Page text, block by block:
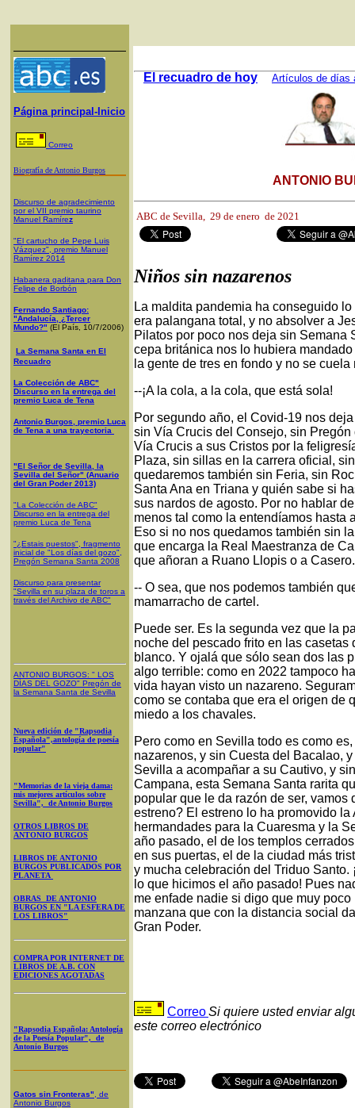
Página principal-Inicio
Correo
Biografía de Antonio Burgos
Discurso de agradecimiento
por el VII premio taurino
Manuel Ramírez
"El cartucho de Pepe Luis
Vázquez", premio Manuel
Ramírez 2014
Habanera gaditana para Don
Felipe de Borbón
Fernando Santiago:
"Andalucía, ¿Tercer
Mundo?" (El País, 10/7/2006)
La Semana Santa en El
Recuadro
La Colección de ABC"
Discurso en la entrega del
premio Luca de Tena
Antonio Burgos, premio Luca
de Tena a una trayectoria
"El Señor de Sevilla, la
Sevilla del Señor" (Anuario
del Gran Poder 2013)
"La Colección de ABC"
Discurso en la entrega del
premio Luca de Tena
"¿Estais puestos", fragmento
inicial de "Los días del gozo",
Pregón Semana Santa 2008
Discurso para presentar
"Sevilla en su plaza de toros a
través del Archivo de ABC"
ANTONIO BURGOS: " LOS
DÍAS DEL GOZO" Pregón de
la Semana Santa de Sevilla
Nueva edición de "Rapsodia
Española",antología de poesía
popular"
"Memorias de la vieja dama:
mis mejores artículos sobre
Sevilla", de Antonio Burgos
OTROS LIBROS DE
ANTONIO BURGOS
LIBROS DE ANTONIO
BURGOS PUBLICADOS POR
PLANETA
OBRAS DE ANTONIO
BURGOS EN "LA ESFERA DE
LOS LIBROS"
COMPRA POR INTERNET DE
LIBROS DE A.B. CON
EDICIONES AGOTADAS
"Rapsodia Española: Antología
de la Poesía Popular", de
Antonio Burgos
Gatos sin Fronteras" , de
Antonio Burgos
El recuadro de hoy Artículos de días
ANTONIO
ABC de Sevilla, 29 de enero de 2021
Niños sin nazarenos
La maldita pandemia ha conseguido
era palangana total, y no absolver a
Pilatos por poco nos deja sin Semana
cepa británica nos lo hubiera
la gente de tres en fondo y no se
--¡A la cola, a la cola, que está sola!
Por segundo año, el Covid-19 nos
sin Vía Crucis del Consejo, sin
Vía Crucis a sus Cristos por la
Plaza, sin sillas en la carrera oficial,
quedaremos también sin Feria, sin
Santa Ana en Triana y quién sabe si
sus nardos de agosto. Por no hablar
menos tal como la entendíamos hasta
Eso si no nos quedamos también sin
que encarga la Real Maestranza de
que añoran a Ruano Llopis o a Casero.
-- O sea, que nos podemos también
mamarracho de cartel.
Puede ser. Es la segunda vez que la
noche del pescado frito en las
blanco. Y ojalá que sólo sean dos las
algo terrible: como en 2022 tampoco
vida hayan visto un nazareno.
como se contaba que era el origen de
miedo a los chavales.
Pero como en Sevilla todo es como
nazarenos, y sin Cuesta del Bacalao,
Sevilla a acompañar a su Cautivo, y
Campana, esta Semana Santa rarita
popular que le da razón de ser,
estreno? El estreno lo ha promovido
hermandades para la Cuaresma y la
año pasado, el de los templos
en sus puertas, el de la ciudad más
y mucha celebración del Triduo
lo que hicimos el año pasado! Pues
me enfade nadie si digo que muy
manzana que con la distancia social
Gran Poder.
CorreoSi quiere usted enviar
este correo electrónico